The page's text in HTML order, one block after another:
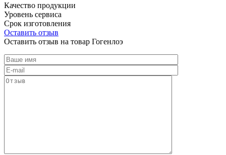
Качество продукции
Уровень сервиса
Срок изготовления
Оставить отзыв
Оставить отзыв на товар Гогенлоэ